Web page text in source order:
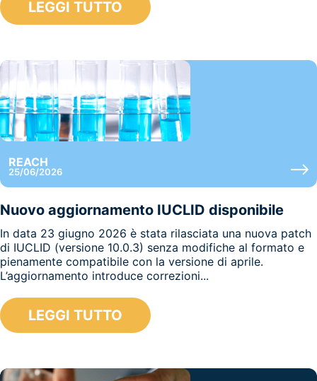
LEGGI TUTTO
REACH
25/06/2026
Nuovo aggiornamento IUCLID disponibile
In data 23 giugno 2026 è stata rilasciata una nuova patch
di IUCLID (versione 10.0.3) senza modifiche al formato e
pienamente compatibile con la versione di aprile.
L’aggiornamento introduce correzioni...
LEGGI TUTTO